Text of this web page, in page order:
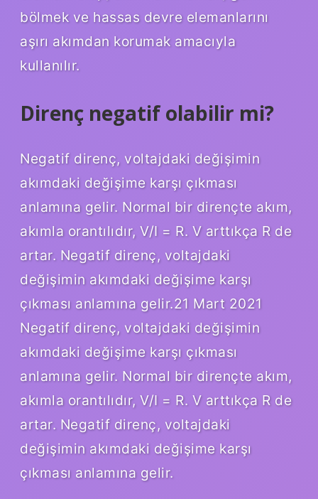
bölmek ve hassas devre elemanlarını
aşırı akımdan korumak amacıyla
kullanılır.
Direnç negatif olabilir mi?
Negatif direnç, voltajdaki değişimin
akımdaki değişime karşı çıkması
anlamına gelir. Normal bir dirençte akım,
akımla orantılıdır, V/I = R. V arttıkça R de
artar. Negatif direnç, voltajdaki
değişimin akımdaki değişime karşı
çıkması anlamına gelir.21 Mart 2021
Negatif direnç, voltajdaki değişimin
akımdaki değişime karşı çıkması
anlamına gelir. Normal bir dirençte akım,
akımla orantılıdır, V/I = R. V arttıkça R de
artar. Negatif direnç, voltajdaki
değişimin akımdaki değişime karşı
çıkması anlamına gelir.